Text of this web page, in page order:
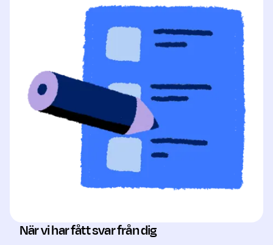
När vi har fått svar från dig